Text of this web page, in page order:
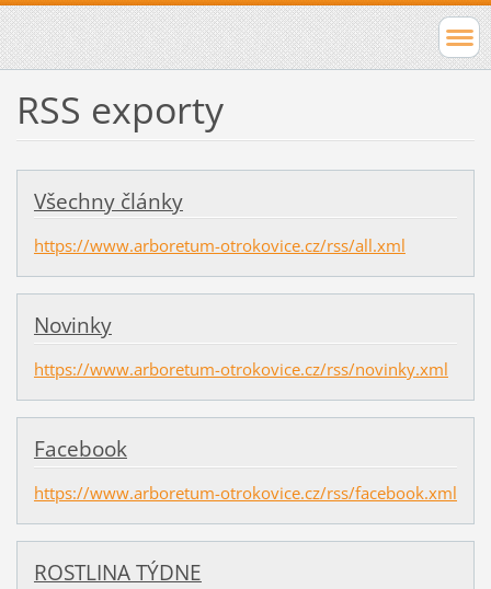
RSS exporty
Všechny články
https://www.arboretum-otrokovice.cz/rss/all.xml
Novinky
https://www.arboretum-otrokovice.cz/rss/novinky.xml
Facebook
https://www.arboretum-otrokovice.cz/rss/facebook.xml
ROSTLINA TÝDNE